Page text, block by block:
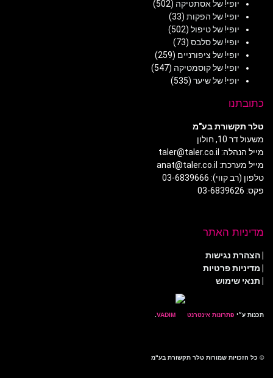
יופי! של אסתטיקה (502)
יופי! של הפקות (33)
יופי! של טיפול (502)
יופי! של סלבס (73)
יופי! של ציפורניים (259)
יופי! של קוסמטיקה (547)
יופי! של שיער (535)
כתובתנו
טלר תקשורת בע"מ
משעול דר 10, חולון
מייל הנהלה: taler@taler.co.il
מייל מערכת: anat@taler.co.il
טלפון (רב קווי): 03-6839666
פקס: 03-6839626
מדיניות האתר
הצהרת נגישות
מדיניות פרטיות
| תנאי שימוש
תכנות ע״י פתרונות אינטרנט
© כל הזכויות שמורות טלר תקשורת בע"מ